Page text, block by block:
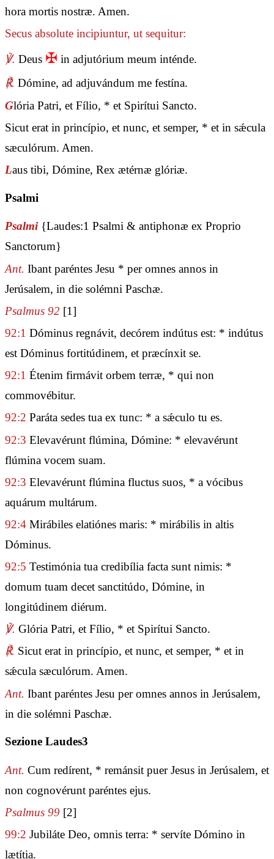
hora mortis nostræ. Amen.
Secus absolute incipiuntur, ut sequitur:
℣. Deus ✠ in adjutórium meum inténde.
℟. Dómine, ad adjuvándum me festína.
Glória Patri, et Fílio, * et Spirítui Sancto.
Sicut erat in princípio, et nunc, et semper, * et in sǽcula
sæculórum. Amen.
Laus tibi, Dómine, Rex ætérnæ glóriæ.
Psalmi
Psalmi {Laudes:1 Psalmi & antiphonæ ex Proprio
Sanctorum}
Ant. Ibant paréntes Jesu * per omnes annos in
Jerúsalem, in die solémni Paschæ.
Psalmus 92 [1]
92:1 Dóminus regnávit, decórem indútus est: * indútus
est Dóminus fortitúdinem, et præcínxit se.
92:1 Étenim firmávit orbem terræ, * qui non
commovébitur.
92:2 Paráta sedes tua ex tunc: * a sǽculo tu es.
92:3 Elevavérunt flúmina, Dómine: * elevavérunt
flúmina vocem suam.
92:3 Elevavérunt flúmina fluctus suos, * a vócibus
aquárum multárum.
92:4 Mirábiles elatiónes maris: * mirábilis in altis
Dóminus.
92:5 Testimónia tua credibília facta sunt nimis: *
domum tuam decet sanctitúdo, Dómine, in
longitúdinem diérum.
℣. Glória Patri, et Fílio, * et Spirítui Sancto.
℟. Sicut erat in princípio, et nunc, et semper, * et in
sǽcula sæculórum. Amen.
Ant. Ibant paréntes Jesu per omnes annos in Jerúsalem,
in die solémni Paschæ.
Sezione Laudes3
Ant. Cum redírent, * remánsit puer Jesus in Jerúsalem, et
non cognovérunt paréntes ejus.
Psalmus 99 [2]
99:2 Jubiláte Deo, omnis terra: * servíte Dómino in
lætítia.